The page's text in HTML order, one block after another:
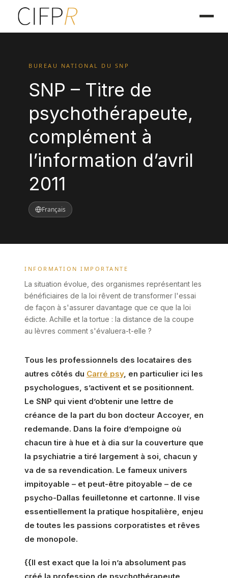
BUREAU NATIONAL DU SNP
SNP – Titre de
psychothérapeute,
complément à
l’information d’avril
2011
Français
INFORMATION IMPORTANTE
La situation évolue, des organismes représentant les
bénéficiaires de la loi rêvent de transformer l'essai
de façon à s'assurer davantage que ce que la loi
édicte. Achille et la tortue : la distance de la coupe
au lèvres comment s'évaluera-t-elle ?
Tous les professionnels des locataires des
autres côtés du Carré psy, en particulier ici les
psychologues, s’activent et se positionnent.
Le SNP qui vient d’obtenir une lettre de
créance de la part du bon docteur Accoyer, en
redemande. Dans la foire d’empoigne où
chacun tire à hue et à dia sur la couverture que
la psychiatrie a tiré largement à soi, chacun y
va de sa revendication. Le fameux univers
impitoyable – et peut-être pitoyable – de ce
psycho-Dallas feuilletonne et cartonne. Il vise
essentiellement la pratique hospitalière, enjeu
de toutes les passions corporatistes et rêves
de monopole.
{{Il est exact que la loi n’a absolument pas